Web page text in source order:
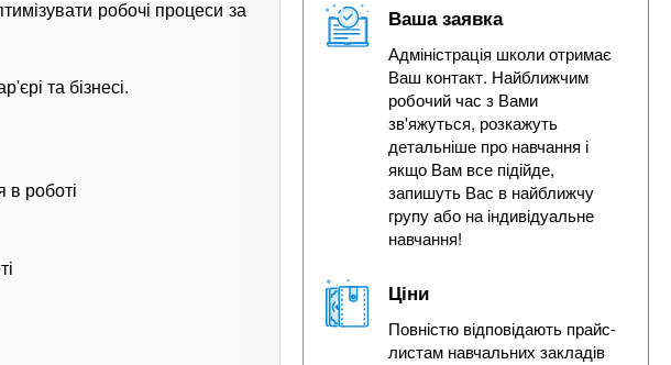
робочі процеси за
та бізнесі.
в роботі
Ваша заявка
Адміністрація школи отримає
Ваш контакт. Найближчим
робочий час з Вами
зв'яжуться, розкажуть
детальніше про навчання і
якщо Вам все підійде,
запишуть Вас в найближчу
групу або на індивідуальне
навчання!
Ціни
Повністю відповідають прайс-
листам навчальних закладів